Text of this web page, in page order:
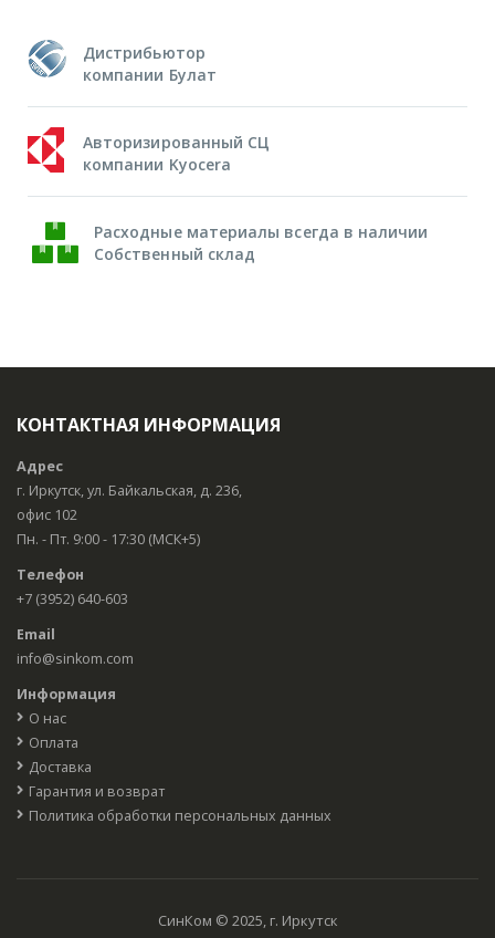
Дистрибьютор
компании Булат
Авторизированный СЦ
компании Kyocera
Расходные материалы всегда в наличии
Собственный склад
КОНТАКТНАЯ ИНФОРМАЦИЯ
Адрес
г. Иркутск, ул. Байкальская, д. 236,
офис 102
Пн. - Пт. 9:00 - 17:30 (МСК+5)
Телефон
+7 (3952) 640-603
Email
info@sinkom.com
Информация
О нас
Оплата
Доставка
Гарантия и возврат
Политика обработки персональных данных
СинКом © 2025, г. Иркутск